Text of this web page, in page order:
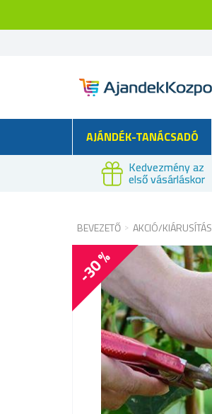
AJÁNDÉK-TANÁCSADÓ
Kedvezmény az
első vásárláskor
BEVEZETŐ AKCIÓ/KIÁRUSÍTÁS
-30 %